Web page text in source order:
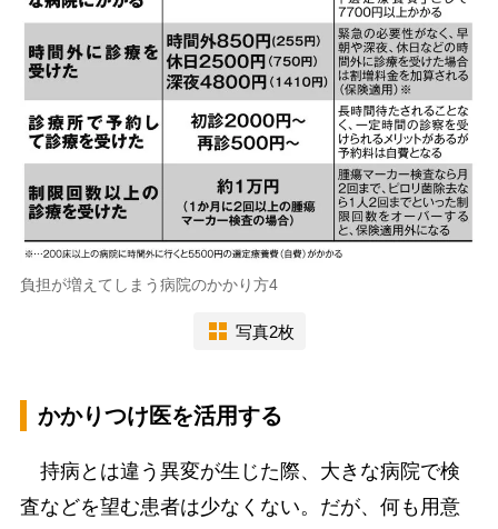
負担が増えてしまう病院のかかり方4
写真2枚
かかりつけ医を活用する
持病とは違う異変が生じた際、大きな病院で検
査などを望む患者は少なくない。だが、何も用意